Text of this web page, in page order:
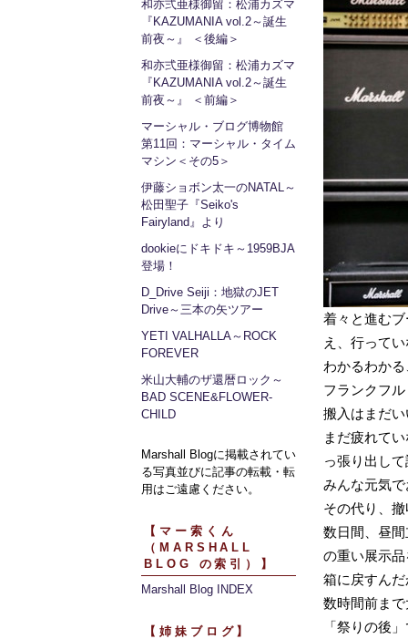
和亦弍亜様御留：松浦カズマ
『KAZUMANIA vol.2～誕生
前夜～』 ＜後編＞
和亦弍亜様御留：松浦カズマ
『KAZUMANIA vol.2～誕生
前夜～』 ＜前編＞
マーシャル・ブログ博物館
第11回：マーシャル・タイム
マシン＜その5＞
伊藤ショボン太一のNATAL～
松田聖子『Seiko's
Fairyland』より
dookieにドキドキ～1959BJA
登場！
D_Drive Seiji：地獄のJET
Drive～三本の矢ツアー
YETI VALHALLA～ROCK
FOREVER
米山大輔のザ還暦ロック～
BAD SCENE&FLOWER-
CHILD
Marshall Blogに掲載されてい
る写真並びに記事の転載・転
用はご遠慮ください。
【マー索くん
（MARSHALL
BLOG の索引）】
Marshall Blog INDEX
【姉妹ブログ】
着々と進む
え、行って
わかるわか
フランクフ
搬入はまだ
まだ疲れて
っ張り出し
みんな元気
その代り、
数日間、昼
の重い展示
箱に戻すん
数時間前ま
「祭りの後